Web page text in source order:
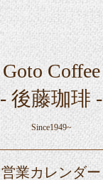
Goto Coffee
- 後藤珈琲 -
Since1949~
営業カレンダー